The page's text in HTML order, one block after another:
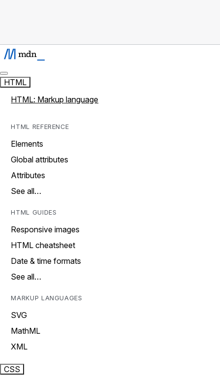
HTML
HTML: Markup language
HTML REFERENCE
Elements
Global attributes
Attributes
See all…
HTML GUIDES
Responsive images
HTML cheatsheet
Date & time formats
See all…
MARKUP LANGUAGES
SVG
MathML
XML
CSS